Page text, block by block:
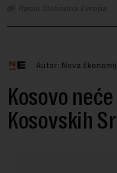
Radio Slobodna Evropa
Autor: Nova
Kosovo
Kosovskih